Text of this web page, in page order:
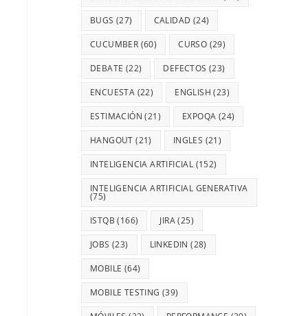
BUGS (27) CALIDAD (24)
CUCUMBER (60) CURSO (29)
DEBATE (22) DEFECTOS (23)
ENCUESTA (22) ENGLISH (23)
ESTIMACIÓN (21) EXPOQA (24)
HANGOUT (21) INGLES (21)
INTELIGENCIA ARTIFICIAL (152)
INTELIGENCIA ARTIFICIAL GENERATIVA
(75)
ISTQB (166) JIRA(25)
JOBS (23) LINKEDIN (28)
MOBILE (64)
MOBILE TESTING (39)